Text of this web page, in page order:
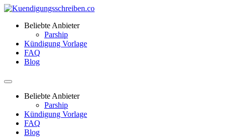
Beliebte Anbieter
Parship
Kündigung Vorlage
FAQ
Blog
Beliebte Anbieter
Parship
Kündigung Vorlage
FAQ
Blog